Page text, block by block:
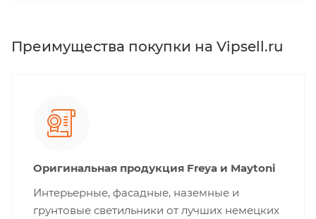
Преимущества покупки на Vipsell.ru
Оригинальная продукция Freya и Maytoni
Интерьерные, фасадные, наземные и
грунтовые светильники от лучших немецких